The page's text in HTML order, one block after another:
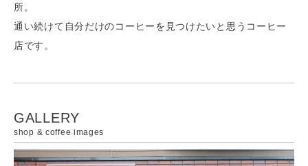
所。
通い続けて自分だけのコーヒーを見つけたいと思うコーヒー
店です。
GALLERY
shop & coffee images